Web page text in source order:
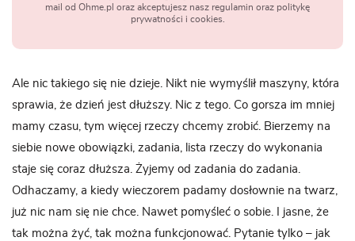
mail od Ohme.pl oraz akceptujesz nasz regulamin oraz politykę
prywatności i cookies.
Ale nic takiego się nie dzieje. Nikt nie wymyślił maszyny, która
sprawia, że dzień jest dłuższy. Nic z tego. Co gorsza im mniej
mamy czasu, tym więcej rzeczy chcemy zrobić. Bierzemy na
siebie nowe obowiązki, zadania, lista rzeczy do wykonania
staje się coraz dłuższa. Żyjemy od zadania do zadania.
Odhaczamy, a kiedy wieczorem padamy dosłownie na twarz,
już nic nam się nie chce. Nawet pomyśleć o sobie. I jasne, że
tak można żyć, tak można funkcjonować. Pytanie tylko – jak